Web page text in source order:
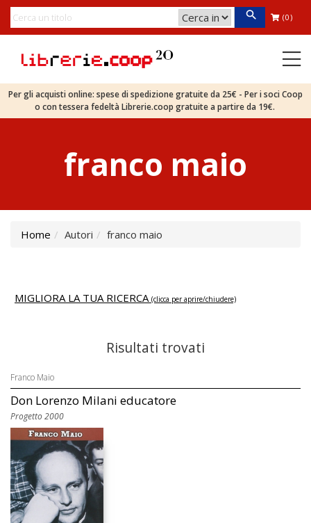
(0)
Per gli acquisti online: spese di spedizione gratuite da 25€ - Per i soci Coop
o con tessera fedeltà Librerie.coop gratuite a partire da 19€.
franco maio
Home Autori franco maio
MIGLIORA LA TUA RICERCA (clicca per aprire/chiudere)
Risultati trovati
Franco Maio
Don Lorenzo Milani educatore
Progetto 2000